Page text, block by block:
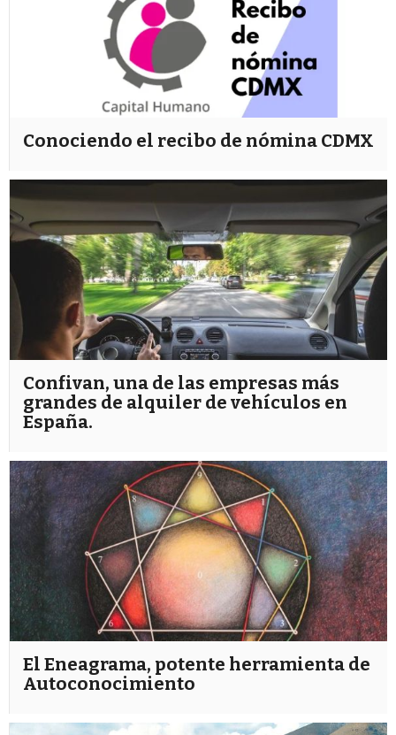
Conociendo el recibo de nómina CDMX
Confivan, una de las empresas más
grandes de alquiler de vehículos en
España.
El Eneagrama, potente herramienta de
Autoconocimiento